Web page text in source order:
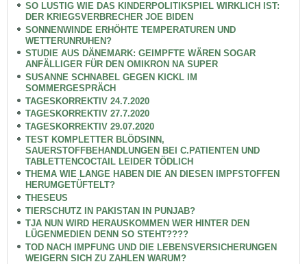
SO LUSTIG WIE DAS KINDERPOLITIKSPIEL WIRKLICH IST:
DER KRIEGSVERBRECHER JOE BIDEN
SONNENWINDE ERHÖHTE TEMPERATUREN UND
WETTERUNRUHEN?
STUDIE AUS DÄNEMARK: GEIMPFTE WÄREN SOGAR
ANFÄLLIGER FÜR DEN OMIKRON NA SUPER
SUSANNE SCHNABEL GEGEN KICKL IM
SOMMERGESPRÄCH
TAGESKORREKTIV 24.7.2020
TAGESKORREKTIV 27.7.2020
TAGESKORREKTIV 29.07.2020
TEST KOMPLETTER BLÖDSINN,
SAUERSTOFFBEHANDLUNGEN BEI C.PATIENTEN UND
TABLETTENCOCTAIL LEIDER TÖDLICH
THEMA WIE LANGE HABEN DIE AN DIESEN IMPFSTOFFEN
HERUMGETÜFTELT?
THESEUS
TIERSCHUTZ IN PAKISTAN IN PUNJAB?
TJA NUN WIRD HERAUSKOMMEN WER HINTER DEN
LÜGENMEDIEN DENN SO STEHT????
TOD NACH IMPFUNG UND DIE LEBENSVERSICHERUNGEN
WEIGERN SICH ZU ZAHLEN WARUM?